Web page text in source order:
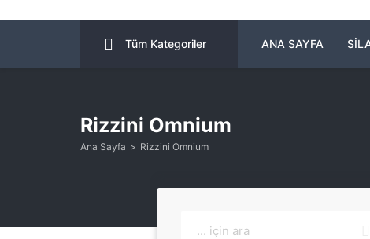
Tüm Kategoriler ANA SAYFA
Rizzini Omnium
Ana Sayfa Rizzini Omnium